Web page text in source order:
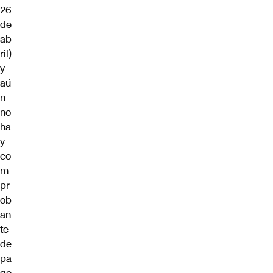
26
de
ab
ril)
y
aú
n
no
ha
y
co
m
pr
ob
an
te
de
pa